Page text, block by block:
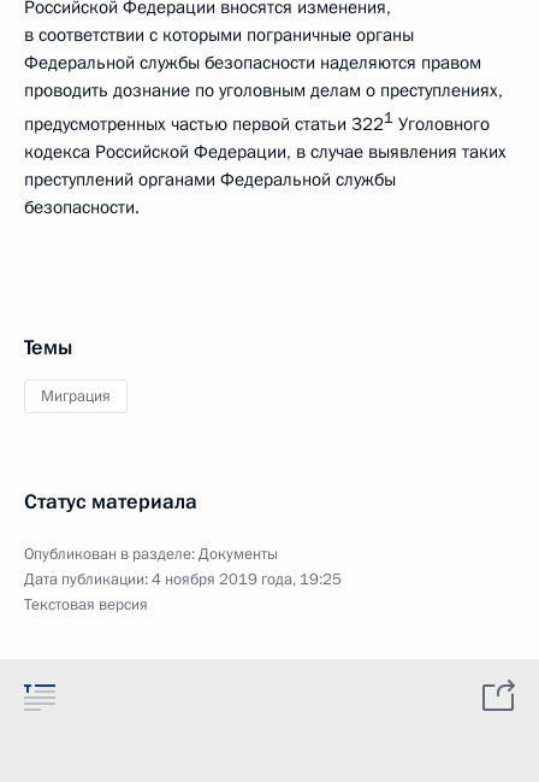
Российской Федерации вносятся изменения,
в соответствии с которыми пограничные органы
Федеральной службы безопасности наделяются правом
проводить дознание по уголовным делам о преступлениях,
предусмотренных частью первой статьи 3221 Уголовного
кодекса Российской Федерации, в случае выявления таких
преступлений органами Федеральной службы
безопасности.
Темы
Миграция
Статус материала
Опубликован в разделе:Документы
Дата публикации:4 ноября 2019 года, 19:25
Текстовая версия